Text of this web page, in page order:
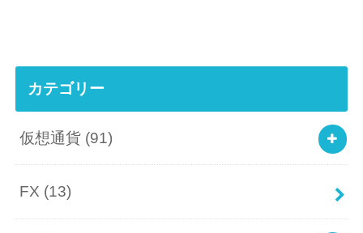
カテゴリー
仮想通貨 (91)
FX (13)